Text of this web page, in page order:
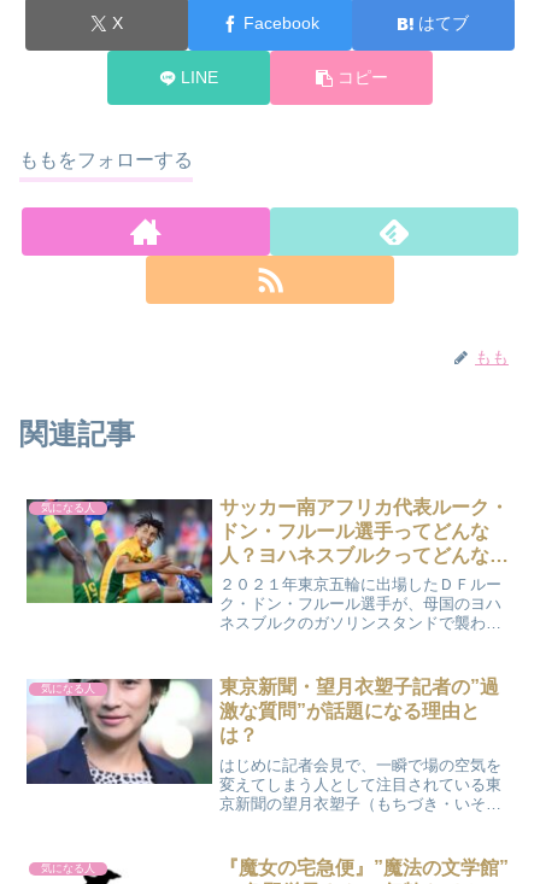
X Facebook はてブ
LINE コピー
ももをフォローする
もも
関連記事
気になる人
サッカー南アフリカ代表ルーク・
ドン・フルール選手ってどんな
人？ヨハネスブルクってどんなと
ころ？
２０２１年東京五輪に出場したＤＦルー
ク・ドン・フルール選手が、母国のヨハ
ネスブルクのガソリンスタンドで襲われ
劇的に命を落としたルーク・ドン・フル
ール選手のご家族の深い悲...
気になる人
東京新聞・望月衣塑子記者の”過
激な質問”が話題になる理由と
は？
はじめに記者会見で、一瞬で場の空気を
変えてしまう人として注目されている東
京新聞の望月衣塑子（もちづき・いそ
た！」とスッキリしたり、そのつど感情
気になる人
『魔女の宅急便』”魔法の文学館”